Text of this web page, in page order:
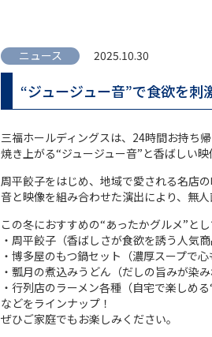
ニュース 2025.10.30
“ジュージュー音”で食欲を
三福ホールディングスは、24時間お持ち
焼き上がる“ジュージュー音”と香ばしい
周平餃子をはじめ、地域で愛される名店
音と映像を組み合わせた演出により、無
この冬におすすめの“あったかグルメ”とし
・周平餃子（香ばしさが食欲を誘う人気商
・博多屋のもつ鍋セット（濃厚スープで心
・瓢月の煮込みうどん（だしの旨みが染み
・行列店のラーメン各種（自宅で楽しめる
などをラインナップ！
ぜひご家庭でもお楽しみください。